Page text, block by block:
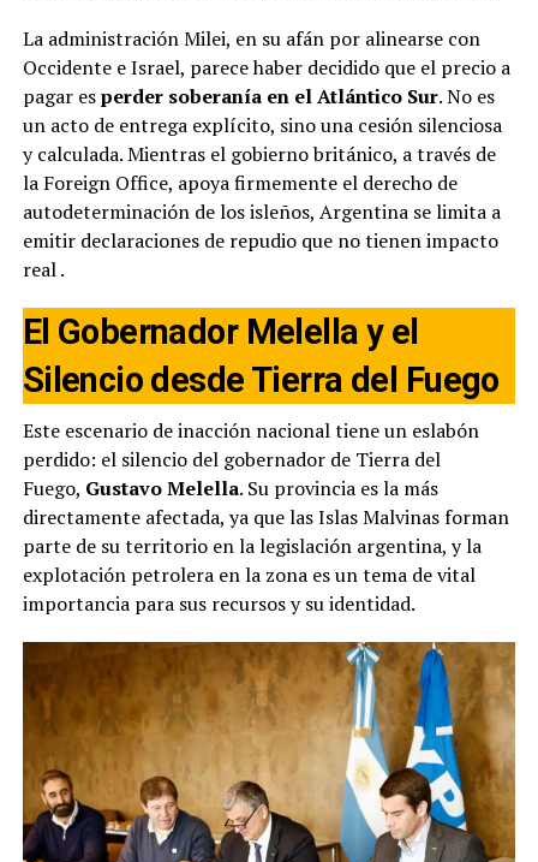
La administración Milei, en su afán por alinearse con
Occidente e Israel, parece haber decidido que el precio a
pagar esperder soberanía en el Atlántico Sur. No es
un acto de entrega explícito, sino una cesión silenciosa
y calculada. Mientras el gobierno británico, a través de
la Foreign Office, apoya firmemente el derecho de
autodeterminación de los isleños, Argentina se limita a
emitir declaraciones de repudio que no tienen impacto
real.
El Gobernador Melella y el
Silencio desde Tierra del Fuego
Este escenario de inacción nacional tiene un eslabón
perdido: el silencio del gobernador de Tierra del
Fuego, Gustavo Melella. Su provincia es la más
directamente afectada, ya que las Islas Malvinas forman
parte de su territorio en la legislación argentina, y la
explotación petrolera en la zona es un tema de vital
importancia para sus recursos y su identidad.